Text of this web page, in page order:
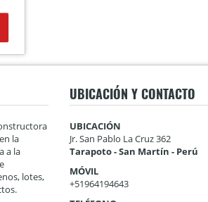
la
a la
lotes,
UBICACIÓN Y CONTACTO
UBICACIÓN
Jr. San Pablo La Cruz 362
Tarapoto - San Martín - Perú
MÓVIL
+51964194643